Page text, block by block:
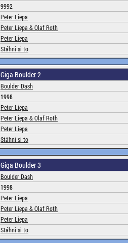
9992
Peter Liepa
Peter Liepa & Olaf Roth
Peter Liepa
Stáhni si to
Giga Boulder 2
Boulder Dash
1998
Peter Liepa
Peter Liepa & Olaf Roth
Peter Liepa
Stáhni si to
Giga Boulder 3
Boulder Dash
1998
Peter Liepa
Peter Liepa & Olaf Roth
Peter Liepa
Stáhni si to